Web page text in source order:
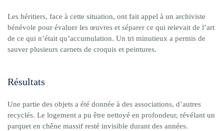
Les héritiers, face à cette situation, ont fait appel à un archiviste
bénévole pour évaluer les œuvres et séparer ce qui relevait de l’art
de ce qui n’était qu’accumulation. Un tri minutieux a permis de
sauver plusieurs carnets de croquis et peintures.
Résultats
Une partie des objets a été donnée à des associations, d’autres
recyclés. Le logement a pu être nettoyé en profondeur, révélant un
parquet en chêne massif resté invisible durant des années.